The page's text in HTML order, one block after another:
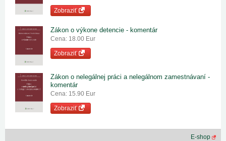
Zobraziť
Zákon o výkone detencie - komentár
Cena: 18.00 Eur
Zobraziť
Zákon o nelegálnej práci a nelegálnom zamestnávaní -
komentár
Cena: 15.90 Eur
Zobraziť
E-shop